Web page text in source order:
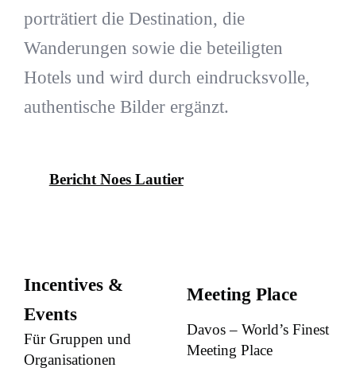
porträtiert die Destination, die
Wanderungen sowie die beteiligten
Hotels und wird durch eindrucksvolle,
authentische Bilder ergänzt.
Bericht Noes Lautier
Incentives &
Events
Für Gruppen und
Organisationen
Meeting Place
Davos – World’s Finest
Meeting Place